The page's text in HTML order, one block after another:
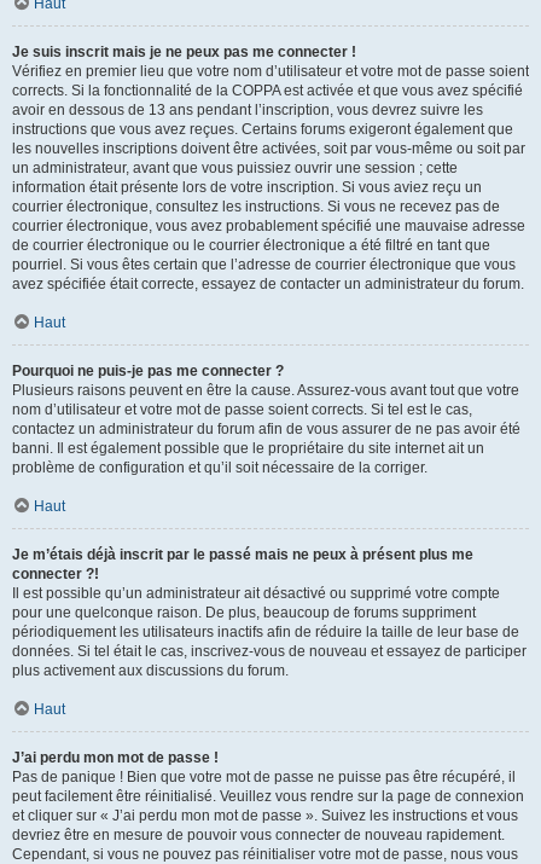
Haut
Je suis inscrit mais je ne peux pas me connecter !
Vérifiez en premier lieu que votre nom d’utilisateur et votre mot de passe soient
corrects. Si la fonctionnalité de la COPPA est activée et que vous avez spécifié
avoir en dessous de 13 ans pendant l’inscription, vous devrez suivre les
instructions que vous avez reçues. Certains forums exigeront également que
les nouvelles inscriptions doivent être activées, soit par vous-même ou soit par
un administrateur, avant que vous puissiez ouvrir une session ; cette
information était présente lors de votre inscription. Si vous aviez reçu un
courrier électronique, consultez les instructions. Si vous ne recevez pas de
courrier électronique, vous avez probablement spécifié une mauvaise adresse
de courrier électronique ou le courrier électronique a été filtré en tant que
pourriel. Si vous êtes certain que l’adresse de courrier électronique que vous
avez spécifiée était correcte, essayez de contacter un administrateur du forum.
Haut
Pourquoi ne puis-je pas me connecter ?
Plusieurs raisons peuvent en être la cause. Assurez-vous avant tout que votre
nom d’utilisateur et votre mot de passe soient corrects. Si tel est le cas,
contactez un administrateur du forum afin de vous assurer de ne pas avoir été
banni. Il est également possible que le propriétaire du site internet ait un
problème de configuration et qu’il soit nécessaire de la corriger.
Haut
Je m’étais déjà inscrit par le passé mais ne peux à présent plus me
connecter ?!
Il est possible qu’un administrateur ait désactivé ou supprimé votre compte
pour une quelconque raison. De plus, beaucoup de forums suppriment
périodiquement les utilisateurs inactifs afin de réduire la taille de leur base de
données. Si tel était le cas, inscrivez-vous de nouveau et essayez de participer
plus activement aux discussions du forum.
Haut
J’ai perdu mon mot de passe !
Pas de panique ! Bien que votre mot de passe ne puisse pas être récupéré, il
peut facilement être réinitialisé. Veuillez vous rendre sur la page de connexion
et cliquer sur « J’ai perdu mon mot de passe ». Suivez les instructions et vous
devriez être en mesure de pouvoir vous connecter de nouveau rapidement.
Cependant, si vous ne pouvez pas réinitialiser votre mot de passe, nous vous